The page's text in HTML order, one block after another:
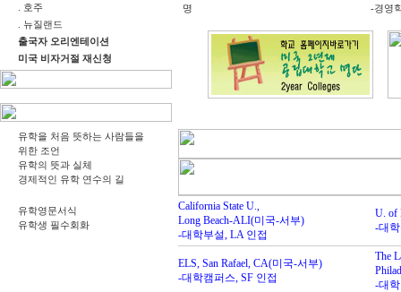
. 호주
. 뉴질랜드
출국자 오리엔테이션
미국 비자거절 재신청
유학을 처음 뜻하는 사람들을
위한 조언
유학의 뜻과 실체
경제적인 유학 연수의 길
유학영문서식
유학생 필수회화
명
-경영
California State U.,
Long Beach-ALI(미국-서부)
-대학부설, LA 인접
U. of
-대
ELS, San Rafael, CA(미국-서부)
-대학캠퍼스, SF 인접
The
-대